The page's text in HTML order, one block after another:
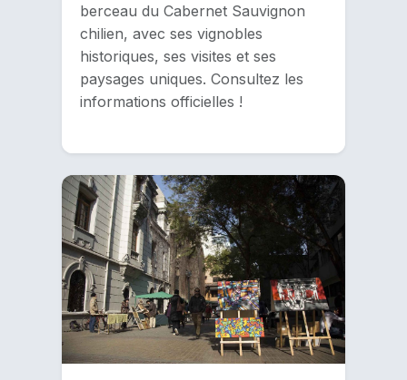
berceau du Cabernet Sauvignon
chilien, avec ses vignobles
historiques, ses visites et ses
paysages uniques. Consultez les
informations officielles !